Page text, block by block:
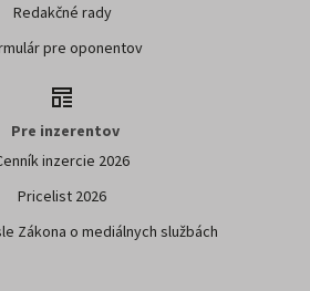
Redakčné rady
pre oponentov
Pre inzerentov
inzercie 2026
Pricelist 2026
Zákona o mediálnych službách